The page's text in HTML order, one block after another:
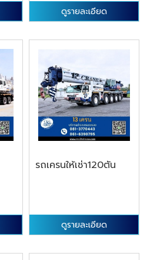
ดูรายละเอียด
รถเครนให้เช่า120ตัน
ดูรายละเอียด